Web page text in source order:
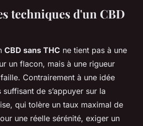
techniques d'un CBD
CBD sans THC ne tient pas à une
un flacon, mais à une rigueur
Contrairement à une idée
suffisant de s’appuyer sur la
qui tolère un taux maximal de
une réelle sérénité, exiger un